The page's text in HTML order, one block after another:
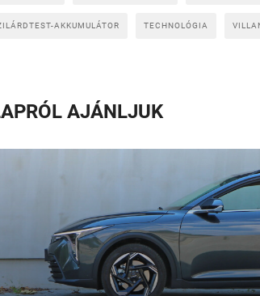
AKKUMULÁTOR TECHNOLÓGIA
AJÁNLJUK